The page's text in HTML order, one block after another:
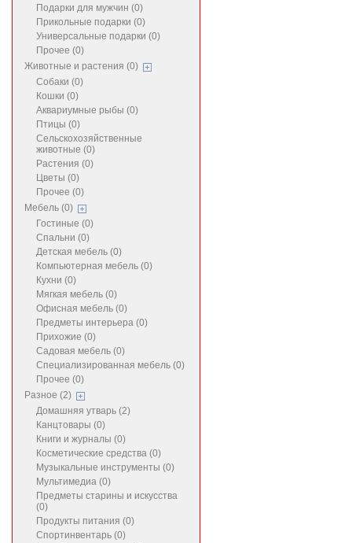
Подарки для мужчин (0)
Прикольные подарки (0)
Универсальные подарки (0)
Прочее (0)
Животные и растения (0)
Собаки (0)
Кошки (0)
Аквариумные рыбы (0)
Птицы (0)
Сельскохозяйственные
животные (0)
Растения (0)
Цветы (0)
Прочее (0)
Мебель (0)
Гостиные (0)
Спальни (0)
Детская мебель (0)
Компьютерная мебель (0)
Кухни (0)
Мягкая мебель (0)
Офисная мебель (0)
Предметы интерьера (0)
Прихожие (0)
Садовая мебель (0)
Специализированная мебель (0)
Прочее (0)
Разное (2)
Домашняя утварь (2)
Канцтовары (0)
Книги и журналы (0)
Косметические средства (0)
Музыкальные инструменты (0)
Мультимедиа (0)
Предметы старины и искусства
(0)
Продукты питания (0)
Спортинвентарь (0)